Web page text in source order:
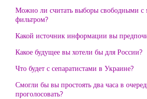
Можно ли считать выборы свободными
фильтром?
Какой источник информации вы
Какое будущее вы хотели бы для России?
Что будет с сепаратистами в Украине?
Смогли бы вы простоять два часа в
проголосовать?